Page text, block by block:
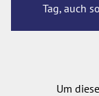
Tag, auch
Um